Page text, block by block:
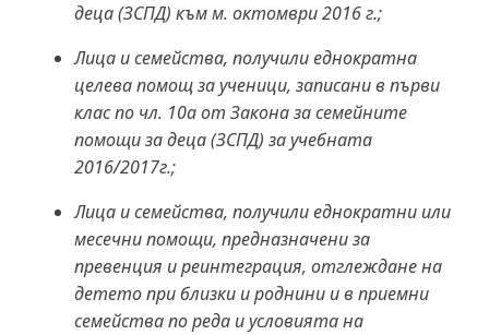
деца (ЗСПД) към м. октомври 2016 г.;
Лица и семейства, получили еднократна
целева помощ за ученици, записани в първи
клас по чл. 10а от Закона за семейните
помощи за деца (ЗСПД) за учебната
2016/2017г.;
Лица и семейства, получили еднократни или
месечни помощи, предназначени за
превенция и реинтеграция, отглеждане на
детето при близки и роднини и в приемни
семейства по реда и условията на